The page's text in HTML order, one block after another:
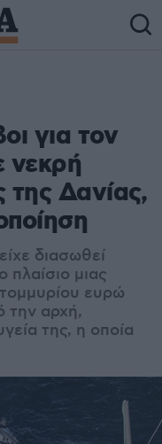
για τον
νεκρή
της Δανίας,
είχε διασωθεί
μιας
ευρώ
την αρχή,
της, η οποία